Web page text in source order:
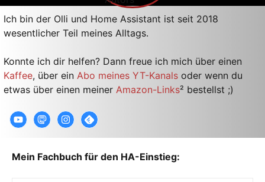
Ich bin der Olli und Home Assistant ist seit 2018
wesentlicher Teil meines Alltags.
Konnte ich dir helfen? Dann freue ich mich über einen
Kaffee, über ein Abo meines YT-Kanals oder wenn du
etwas über einen meiner Amazon-Links² bestellst ;)
Mein Fachbuch für den HA-Einstieg: